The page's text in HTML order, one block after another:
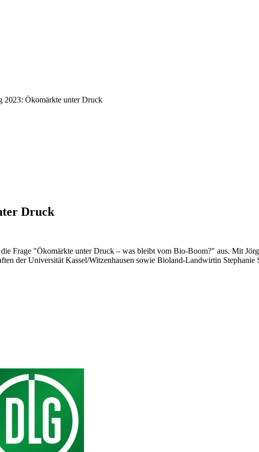
2023: Ökomärkte unter Druck
Druck
Frage "Ökomärkte unter Druck – was bleibt vom Bio-Boom?" aus. Mit
der Universität Kassel/Witzenhausen sowie Bioland-Landwirtin Stephanie